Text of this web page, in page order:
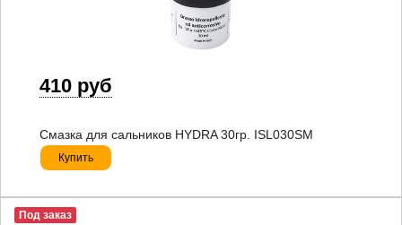
410 руб
Смазка для сальников HYDRA 30гр. ISL030SM
Купить
Под заказ